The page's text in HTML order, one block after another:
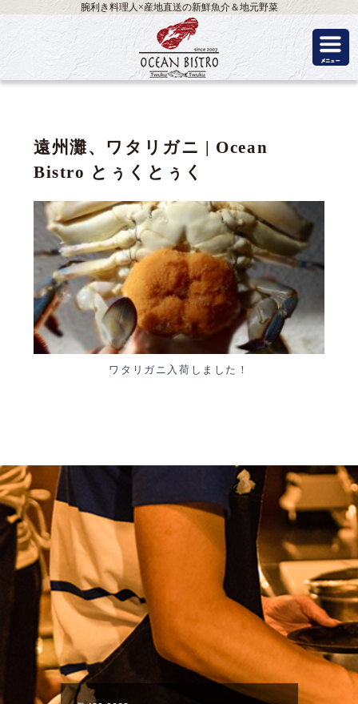
腕利き料理人×産地直送の新鮮魚介＆地元野菜
遠州灘、ワタリガニ | Ocean
Bistro とぅくとぅく
ワタリガニ入荷しました！